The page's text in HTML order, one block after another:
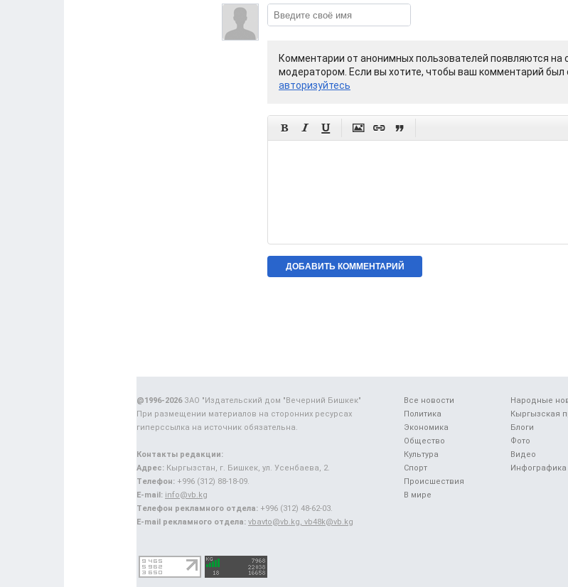
Комментарии от анонимных пользователей появляются на
модератором. Если вы хотите, чтобы ваш комментарий был
авторизуйтесь
     
Все новости
Политика
Экономика
Общество
Культура
Спорт
Происшествия
В мире
Народные
Кыргызская
Блоги
Фото
Видео
Инфографика
@1996-2026ЗАО "Издательский дом "Вечерний Бишкек"
При размещении материалов на сторонних ресурсах
гиперссылка на источник обязательна.
Контакты редакции:
Адрес: Кыргызстан, г. Бишкек, ул. Усенбаева, 2.
Телефон: +996 (312) 88-18-09.
E-mail: info@vb.kg
Телефон рекламного отдела: +996 (312) 48-62-03.
E-mail рекламного отдела: vbavto@vb.kg, vb48k@vb.kg